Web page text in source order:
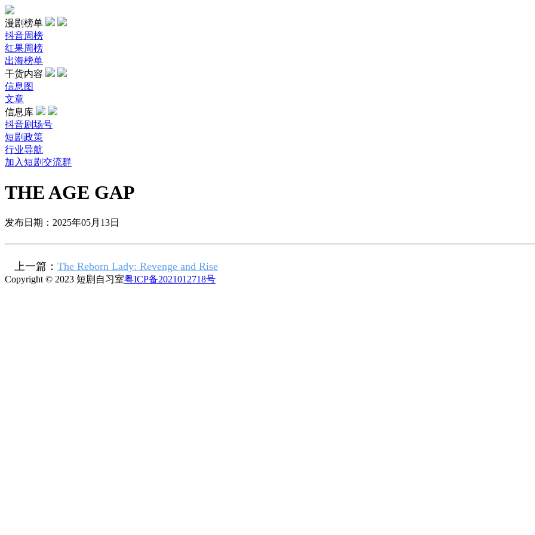
漫剧榜单
抖音周榜
红果周榜
出海榜单
干货内容
信息图
文章
信息库
抖音剧场号
短剧政策
行业导航
加入短剧交流群
THE AGE GAP
发布日期：2025年05月13日
上一篇： The Reborn Lady: Revenge and Rise
Copyright © 2023 短剧自习室粤ICP备2021012718号